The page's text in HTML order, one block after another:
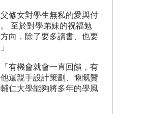
修女對學生無私的愛與付
至於對學弟妹的祝福勉
向，除了要多讀書、也要
有機會就會一直回饋，有
還親手設計策劃、慷慨贊
仁大學能夠將多年的學風